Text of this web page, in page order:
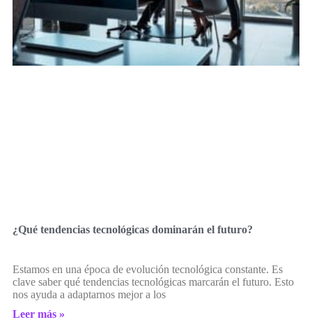
¿Qué tendencias tecnológicas dominarán el futuro?
Estamos en una época de evolución tecnológica constante. Es
clave saber qué tendencias tecnológicas marcarán el futuro. Esto
nos ayuda a adaptarnos mejor a los
Leer más »